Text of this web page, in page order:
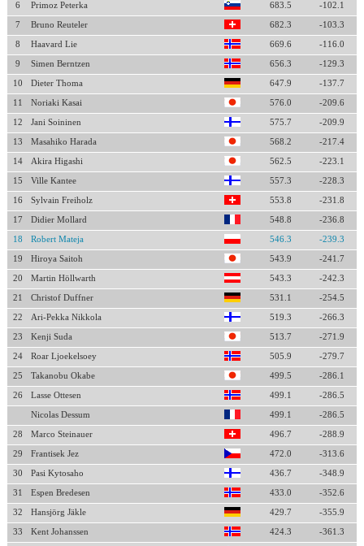
6 Primoz Peterka 683.5 -102.1
7 Bruno Reuteler 682.3 -103.3
8 Haavard Lie 669.6 -116.0
9 Simen Berntzen 656.3 -129.3
10 Dieter Thoma 647.9 -137.7
11 Noriaki Kasai 576.0 -209.6
12 Jani Soininen 575.7 -209.9
13 Masahiko Harada 568.2 -217.4
14 Akira Higashi 562.5 -223.1
15 Ville Kantee 557.3 -228.3
16 Sylvain Freiholz 553.8 -231.8
17 Didier Mollard 548.8 -236.8
18 Robert Mateja 546.3 -239.3
19 Hiroya Saitoh 543.9 -241.7
20 Martin Höllwarth 543.3 -242.3
21 Christof Duffner 531.1 -254.5
22 Ari-Pekka Nikkola 519.3 -266.3
23 Kenji Suda 513.7 -271.9
24 Roar Ljoekelsoey 505.9 -279.7
25 Takanobu Okabe 499.5 -286.1
26 Lasse Ottesen 499.1 -286.5
Nicolas Dessum 499.1 -286.5
28 Marco Steinauer 496.7 -288.9
29 Frantisek Jez 472.0 -313.6
30 Pasi Kytosaho 436.7 -348.9
31 Espen Bredesen 433.0 -352.6
32 Hansjörg Jäkle 429.7 -355.9
33 Kent Johanssen 424.3 -361.3